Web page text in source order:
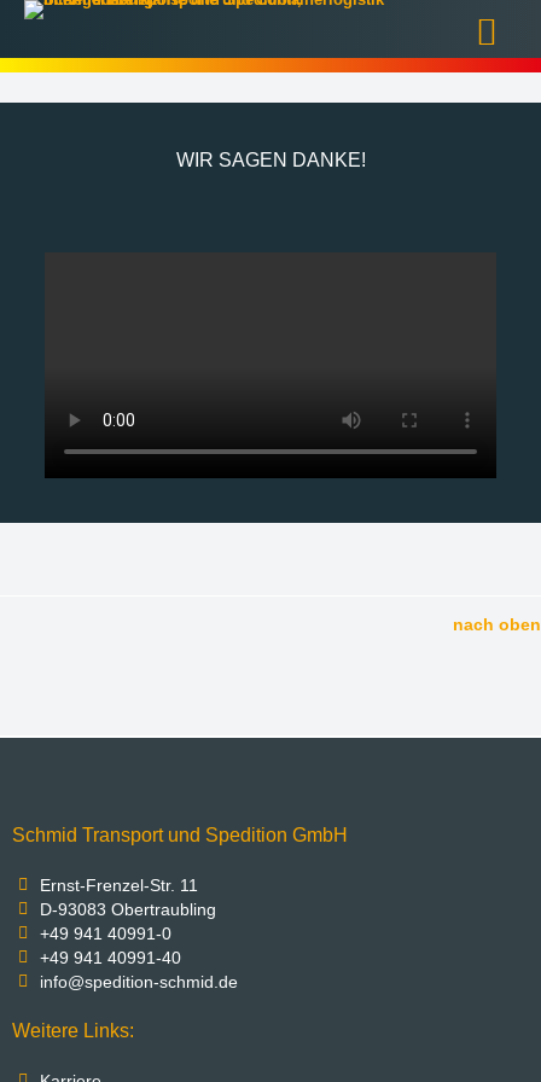
WIR SAGEN DANKE!
nach oben
Schmid Transport und Spedition GmbH
Ernst-Frenzel-Str. 11
D-93083 Obertraubling
+49 941 40991-0
+49 941 40991-40
info@spedition-schmid.de
Weitere Links: